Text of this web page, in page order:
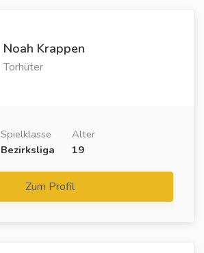
Noah Krappen
Torhüter
Spielklasse
Bezirksliga
Alter
19
Zum Profil